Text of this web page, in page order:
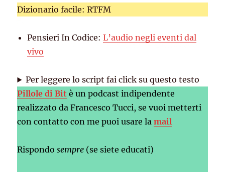
Dizionario facile: RTFM
Pensieri In Codice:L’audio negli eventi dal
vivo
Per leggere lo script fai click su questo testo
Pillole di Bit è un podcast indipendente
realizzato da Francesco Tucci, se vuoi metterti
con contatto con me puoi usare lamail
Rispondosempre (se siete educati)